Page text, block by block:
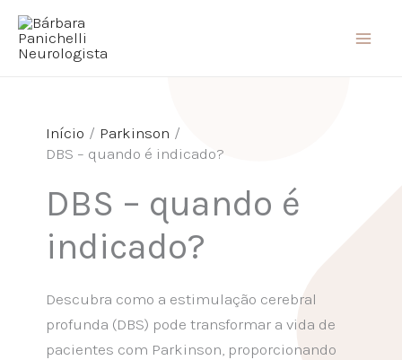
para
Início
Parkinson
DBS – quando é indicado?
DBS – quando é
indicado?
Descubra como a estimulação cerebral
profunda (DBS) pode transformar a vida de
pacientes com Parkinson, proporcionando